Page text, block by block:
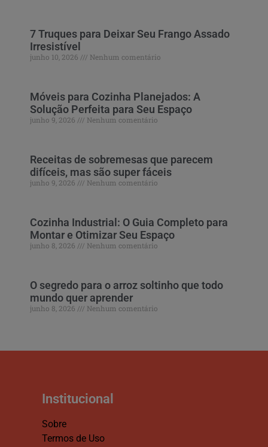
7 Truques para Deixar Seu Frango Assado
Irresistível
junho 10, 2026 Nenhum comentário
Móveis para Cozinha Planejados: A
Solução Perfeita para Seu Espaço
junho 9, 2026 Nenhum comentário
Receitas de sobremesas que parecem
difíceis, mas são super fáceis
junho 9, 2026 Nenhum comentário
Cozinha Industrial: O Guia Completo para
Montar e Otimizar Seu Espaço
junho 8, 2026 Nenhum comentário
O segredo para o arroz soltinho que todo
mundo quer aprender
junho 8, 2026 Nenhum comentário
Institucional
Sobre
Termos de Uso